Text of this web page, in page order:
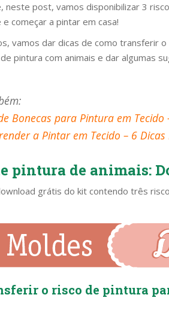
neste post, vamos disponibilizar 3
começar a pintar em casa!
vamos dar dicas de como transferir
pintura com animais e dar algumas
Bonecas para Pintura em Tecido
a Pintar em Tecido – 6 Dicas
pintura de animais:
grátis do kit contendo três
o risco de pintura